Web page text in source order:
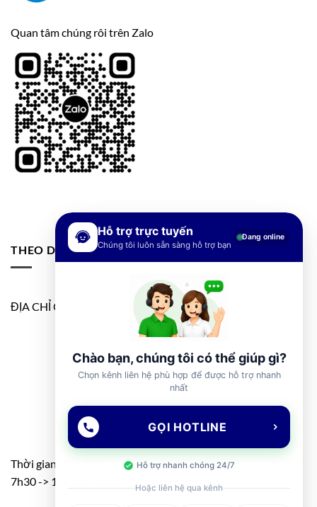
Quan tâm chúng rôi trên Zalo
THEO DÕI FANPAGE
ĐỊA CHỈ GOOGLE MAP
Thời gian: T2 – T7
7h30 -> 11h30 – 13h00 -> 17h00
Hỗ trợ trực tuyến
Chúng tôi luôn sẵn sàng hỗ trợ bạn
Đang online
Chào bạn, chúng tôi có thể giúp gì?
Chọn kênh liên hệ phù hợp để được hỗ trợ nhanh
nhất
GỌI HOTLINE
Hỗ trợ nhanh chóng 24/7
Hoặc liên hệ qua kênh